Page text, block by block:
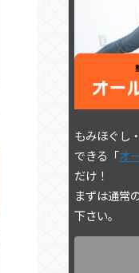
もみほぐし
できる「オ
だけ！
まずは通常
下さい。